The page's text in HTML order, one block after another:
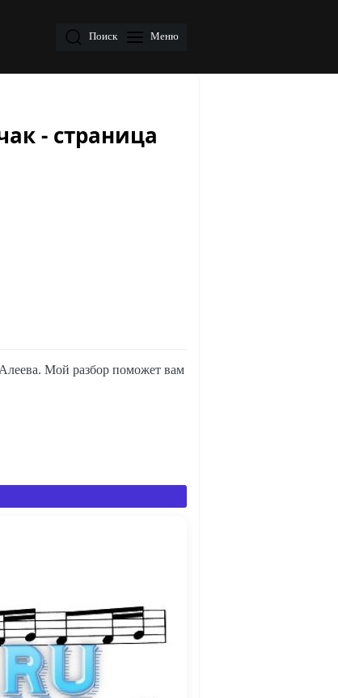
Поиск Меню
- страница
Мой разбор поможет вам